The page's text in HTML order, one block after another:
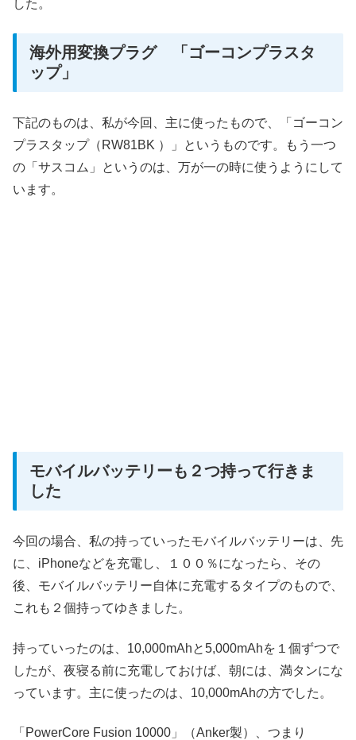
した。
海外用変換プラグ 「ゴーコンプラスタ
ップ」
下記のものは、私が今回、主に使ったもので、「ゴーコン
プラスタップ（RW81BK ）」というものです。もう一つ
の「サスコム」というのは、万が一の時に使うようにして
います。
モバイルバッテリーも２つ持って行きま
した
今回の場合、私の持っていったモバイルバッテリーは、先
に、iPhoneなどを充電し、１００％になったら、その
後、モバイルバッテリー自体に充電するタイプのもので、
これも２個持ってゆきました。
持っていったのは、10,000mAhと5,000mAhを１個ずつで
したが、夜寝る前に充電しておけば、朝には、満タンにな
っています。主に使ったのは、10,000mAhの方でした。
「PowerCore Fusion 10000」（Anker製）、つまり